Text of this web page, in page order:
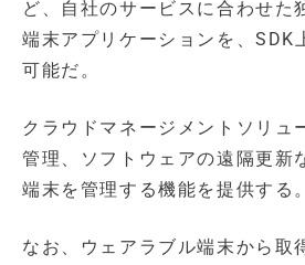
ど、自社のサービスに合わせた
端末アプリケーションを、SDK
可能だ。
クラウドマネージメントソリュ
管理、ソフトウェアの遠隔更新
端末を管理する機能を提供する。
なお、ウェアラブル端末から取